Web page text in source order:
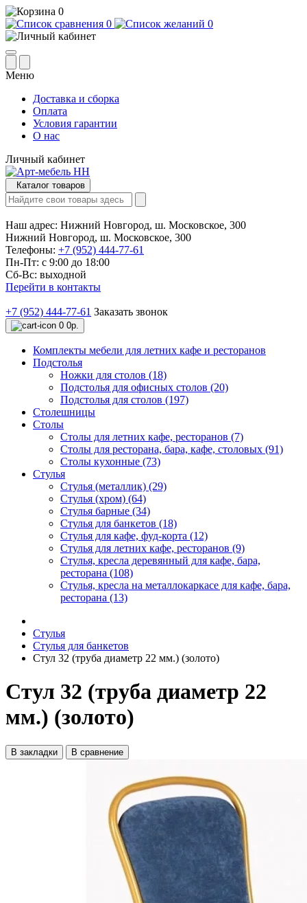
0
0
0
Меню
Доставка и сборка
Оплата
Условия гарантии
О нас
Личный кабинет
Каталог товаров
Наш адрес: Нижний Новгород, ш. Московское, 300
Нижний Новгород, ш. Московское, 300
Телефоны: +7 (952) 444-77-61
Пн-Пт: с 9:00 до 18:00
Сб-Вс: выходной
Перейти в контакты
+7 (952) 444-77-61 Заказать звонок
0 0р.
Комплекты мебели для летних кафе и ресторанов
Подстолья
Ножки для столов (18)
Подстолья для офисных столов (20)
Подстолья для столов (197)
Столешницы
Столы
Столы для летних кафе, ресторанов (7)
Столы для ресторана, бара, кафе, столовых (91)
Столы кухонные (73)
Стулья
Стулья (металлик) (29)
Стулья (хром) (64)
Стулья барные (34)
Стулья для банкетов (18)
Стулья для кафе, фуд-корта (12)
Стулья для летних кафе, ресторанов (9)
Стулья, кресла деревянный для кафе, бара,
ресторана (108)
Стулья, кресла на металлокаркасе для кафе, бара,
ресторана (13)
Стулья
Стулья для банкетов
Стул 32 (труба диаметр 22 мм.) (золото)
Стул 32 (труба диаметр 22
мм.) (золото)
В закладки В сравнение